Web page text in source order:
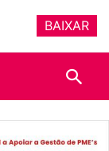
BAIXAR